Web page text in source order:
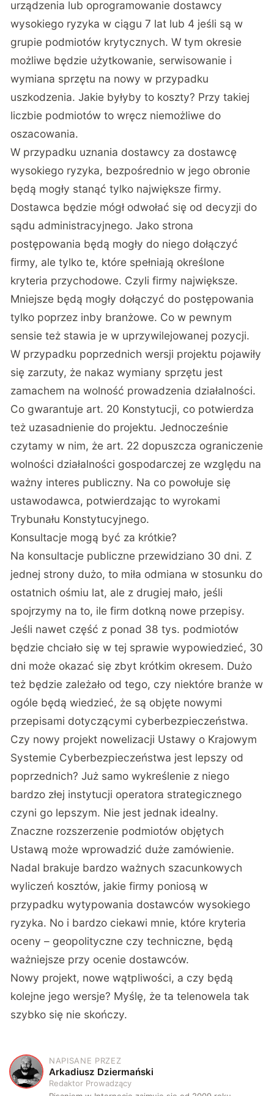
urządzenia lub oprogramowanie dostawcy
wysokiego ryzyka w ciągu 7 lat lub 4 jeśli są w
grupie podmiotów krytycznych. W tym okresie
możliwe będzie użytkowanie, serwisowanie i
wymiana sprzętu na nowy w przypadku
uszkodzenia. Jakie byłyby to koszty? Przy takiej
liczbie podmiotów to wręcz niemożliwe do
oszacowania.
W przypadku uznania dostawcy za dostawcę
wysokiego ryzyka, bezpośrednio w jego obronie
będą mogły stanąć tylko największe firmy.
Dostawca będzie mógł odwołać się od decyzji do
sądu administracyjnego. Jako strona
postępowania będą mogły do niego dołączyć
firmy, ale tylko te, które spełniają określone
kryteria przychodowe. Czyli firmy największe.
Mniejsze będą mogły dołączyć do postępowania
tylko poprzez inby branżowe. Co w pewnym
sensie też stawia je w uprzywilejowanej pozycji.
W przypadku poprzednich wersji projektu pojawiły
się zarzuty, że nakaz wymiany sprzętu jest
zamachem na wolność prowadzenia działalności.
Co gwarantuje art. 20 Konstytucji, co potwierdza
też uzasadnienie do projektu. Jednocześnie
czytamy w nim, że art. 22 dopuszcza ograniczenie
wolności działalności gospodarczej ze względu na
ważny interes publiczny. Na co powołuje się
ustawodawca, potwierdzając to wyrokami
Trybunału Konstytucyjnego.
Konsultacje mogą być za krótkie?
Na konsultacje publiczne przewidziano 30 dni. Z
jednej strony dużo, to miła odmiana w stosunku do
ostatnich ośmiu lat, ale z drugiej mało, jeśli
spojrzymy na to, ile firm dotkną nowe przepisy.
Jeśli nawet część z ponad 38 tys. podmiotów
będzie chciało się w tej sprawie wypowiedzieć, 30
dni może okazać się zbyt krótkim okresem. Dużo
też będzie zależało od tego, czy niektóre branże w
ogóle będą wiedzieć, że są objęte nowymi
przepisami dotyczącymi cyberbezpieczeństwa.
Czy nowy projekt nowelizacji Ustawy o Krajowym
Systemie Cyberbezpieczeństwa jest lepszy od
poprzednich? Już samo wykreślenie z niego
bardzo złej instytucji operatora strategicznego
czyni go lepszym. Nie jest jednak idealny.
Znaczne rozszerzenie podmiotów objętych
Ustawą może wprowadzić duże zamówienie.
Nadal brakuje bardzo ważnych szacunkowych
wyliczeń kosztów, jakie firmy poniosą w
przypadku wytypowania dostawców wysokiego
ryzyka. No i bardzo ciekawi mnie, które kryteria
oceny – geopolityczne czy techniczne, będą
ważniejsze przy ocenie dostawców.
Nowy projekt, nowe wątpliwości, a czy będą
kolejne jego wersje? Myślę, że ta telenowela tak
szybko się nie skończy.
A
NAPISANE PRZEZ
Arkadiusz Dziermański
Redaktor Prowadzący